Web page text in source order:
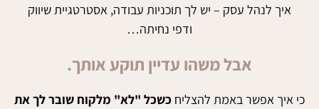
איך לנהל עסק – יש לך תוכניות עבודה, אסטרטגיית שיווק
ודפי נחיתה…
אבל משהו עדיין תוקע אותך.
כי איך אפשר באמת להצליח כשכל "לא" מלקוח שובר לך את